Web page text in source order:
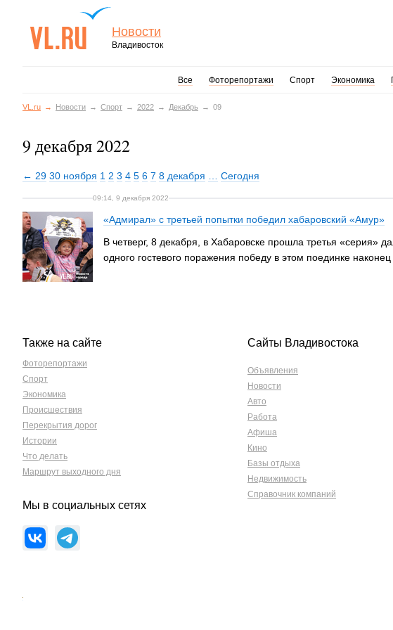
Новости
Владивосток
Все Фоторепортажи Спорт Экономика
VL.ru Новости Спорт 2022 Декабрь 09
9 декабря 2022
← 29 30 ноября 1 2 3 4 5 6 7 8 декабря Сегодня
09:14, 9 декабря 2022
«Адмирал» с третьей попытки победил хабаровский «Амур»
В четверг, 8 декабря, в Хабаровске прошла третья «серия»
одного гостевого поражения победу в этом поединке
Также на сайте
Фоторепортажи
Спорт
Экономика
Происшествия
Перекрытия дорог
Истории
Что делать
Маршрут выходного дня
Мы в социальных сетях
Сайты Владивостока
Объявления
Новости
Авто
Работа
Афиша
Кино
Базы отдыха
Недвижимость
Справочник компаний